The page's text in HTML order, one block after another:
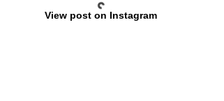
View post on Instagram